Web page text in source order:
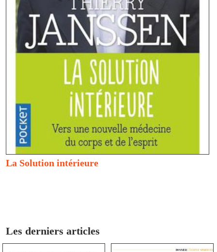
La Solution intérieure
Les derniers articles